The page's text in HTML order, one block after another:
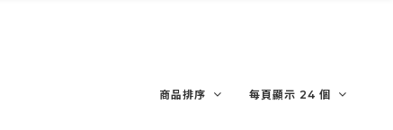
商品排序 每頁顯示 24 個